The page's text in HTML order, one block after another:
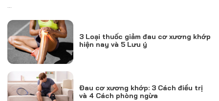
…
3 Loại thuốc giảm đau cơ xương khớp
hiện nay và 5 Lưu ý
Đau cơ xương khớp: 3 Cách điều trị
và 4 Cách phòng ngừa